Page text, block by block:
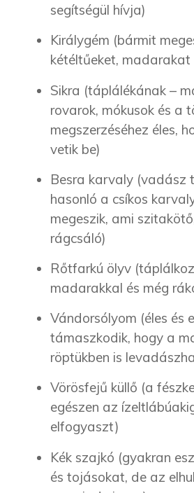
segítségül hívja)
Királygém (bármit
kétéltűeket,
Sikra (táplálékának –
rovarok, mókusok és a
megszerzéséhez éles,
vetik be)
Besra karvaly (vadász
hasonló a csíkos
megeszik, ami
rágcsáló)
Rőtfarkú ölyv
madarakkal és még
Vándorsólyom (éles és
támaszkodik, hogy a
röptükben is
Vörösfejű küllő (a
egészen az
elfogyaszt)
Kék szajkó (gyakran
és tojásokat, de az